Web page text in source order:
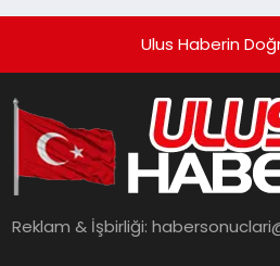
Ulus Haberin
Reklam & İşbirliği: